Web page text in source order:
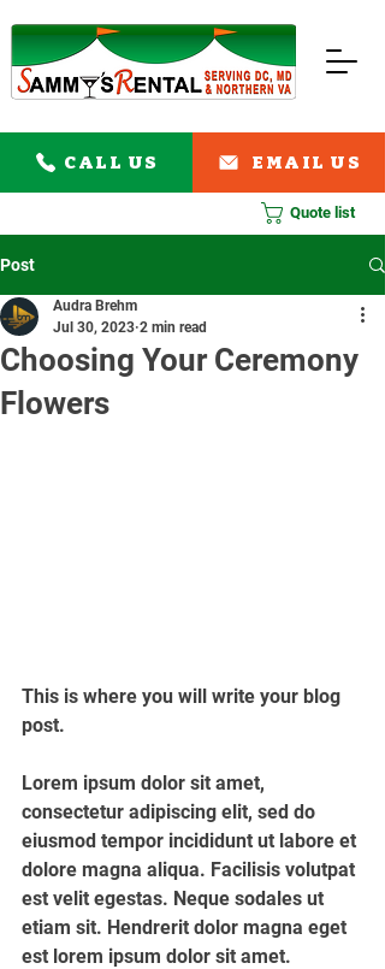
CALL US EMAIL US
Quote list
Post
Choosing Your Ceremony
Flowers
Audra Brehm
Jul 30, 2023 2 min read
This is where you will write your blog
post.
Lorem ipsum dolor sit amet,
consectetur adipiscing elit, sed do
eiusmod tempor incididunt ut labore et
dolore magna aliqua. Facilisis volutpat
est velit egestas. Neque sodales ut
etiam sit. Hendrerit dolor magna eget
est lorem ipsum dolor sit amet.